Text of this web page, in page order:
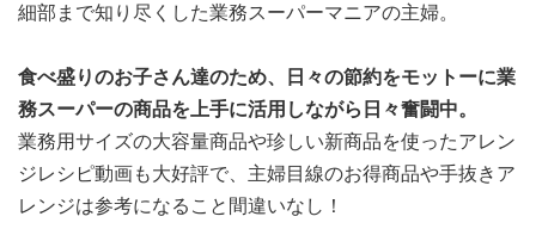
細部まで知り尽くした業務スーパーマニアの主婦。
食べ盛りのお子さん達のため、日々の節約をモットーに業
務スーパーの商品を上手に活用しながら日々奮闘中。
業務用サイズの大容量商品や珍しい新商品を使ったアレン
ジレシピ動画も大好評で、主婦目線のお得商品や手抜きア
レンジは参考になること間違いなし！